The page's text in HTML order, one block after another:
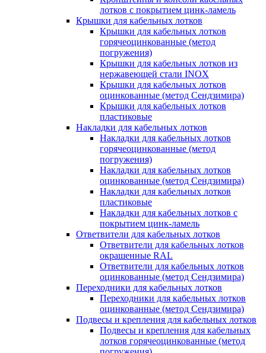
лотков с покрытием цинк-ламель
Крышки для кабельных лотков
Крышки для кабельных лотков
горячеоцинкованные (метод
погружения)
Крышки для кабельных лотков из
нержавеющей стали INOX
Крышки для кабельных лотков
оцинкованные (метод Сендзимира)
Крышки для кабельных лотков
пластиковые
Накладки для кабельных лотков
Накладки для кабельных лотков
горячеоцинкованные (метод
погружения)
Накладки для кабельных лотков
оцинкованные (метод Сендзимира)
Накладки для кабельных лотков
пластиковые
Накладки для кабельных лотков с
покрытием цинк-ламель
Ответвители для кабельных лотков
Ответвители для кабельных лотков
окрашенные RAL
Ответвители для кабельных лотков
оцинкованные (метод Сендзимира)
Переходники для кабельных лотков
Переходники для кабельных лотков
оцинкованные (метод Сендзимира)
Подвесы и крепления для кабельных лотков
Подвесы и крепления для кабельных
лотков горячеоцинкованные (метод